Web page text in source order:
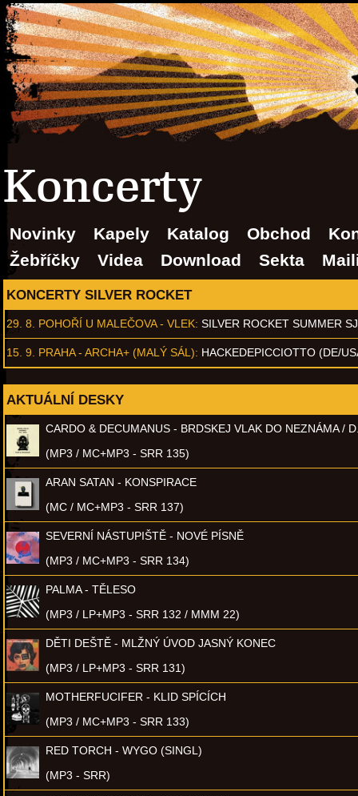
Koncerty
Novinky Kapely Katalog Obchod
Žebříčky
Videa Download Sekta
KONCERTY SILVER ROCKET
29. 8. POHOŘÍ U MALEČOVA - VLEK: SILVER ROCKET SUMMER
15. 9. PRAHA - ARCHA+ (MALÝ SÁL): HACKEDEPICCIOTTO (DE/
AKTUÁLNÍ DESKY
CARDO & DECUMANUS - BRDSKEJ VLAK DO NEZNÁMA /
(MP3 / MC+MP3 - SRR 135)
ARAN SATAN - KONSPIRACE
(MC / MC+MP3 - SRR 137)
SEVERNÍ NÁSTUPIŠTĚ - NOVÉ PÍSNĚ
(MP3 / MC+MP3 - SRR 134)
PALMA - TĚLESO
(MP3 / LP+MP3 - SRR 132 / MMM 22)
DĚTI DEŠTĚ - MLŽNÝ ÚVOD JASNÝ KONEC
(MP3 / LP+MP3 - SRR 131)
MOTHERFUCIFER - KLID SPÍCÍCH
(MP3 / MC+MP3 - SRR 133)
RED TORCH - WYGO (SINGL)
(MP3 - SRR)